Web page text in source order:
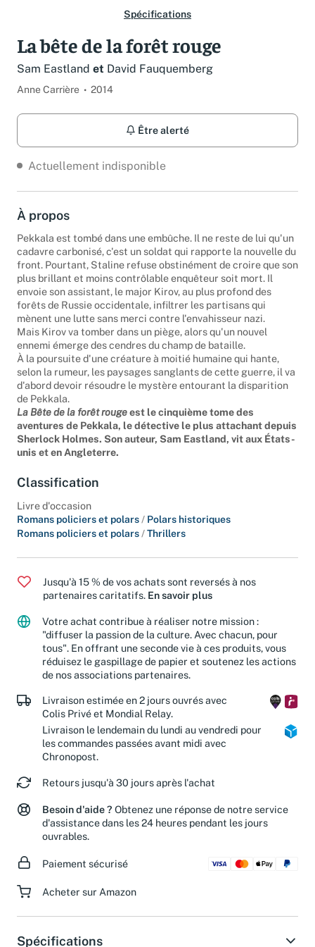
La bête de la forêt rouge
David Fauquemberg
Actuellement indisponible
À propos
Pekkala est tombé dans une embûche. Il ne reste de lui qu'un
cadavre carbonisé, c'est un soldat qui rapporte la nouvelle du
front. Pourtant, Staline refuse obstinément de croire que son
plus brillant et moins contrôlable enquêteur soit mort. Il
envoie son assistant, le major Kirov, au plus profond des
forêts de Russie occidentale, infiltrer les partisans qui
mènent une lutte sans merci contre l'envahisseur nazi.
Mais Kirov va tomber dans un piège, alors qu'un nouvel
ennemi émerge des cendres du champ de bataille.
À la poursuite d'une créature à moitié humaine qui hante,
selon la rumeur, les paysages sanglants de cette guerre, il va
d'abord devoir résoudre le mystère entourant la disparition
de Pekkala.
La Bête de la forêt rougeest le cinquième tome des
aventures de Pekkala, le détective le plus attachant depuis
Sherlock Holmes. Son auteur, Sam Eastland, vit aux États-
unis et en Angleterre.
Classification
Livre d'occasion
Romans policiers et polars /Polars historiques
Jusqu'à 15 % de vos achats sont reversés à nos
partenaires caritatifs.
En savoir plus
Votre achat contribue à réaliser notre mission :
"diffuser la passion de la culture. Avec chacun, pour
tous". En offrant une seconde vie à ces produits, vous
réduisez le gaspillage de papier et soutenez les actions
de nos associations partenaires.
Livraison estimée en 2 jours ouvrés avec
Colis Privé et Mondial Relay.
Livraison le lendemain du lundi au vendredi pour
les commandes passées avant midi avec
Retours jusqu'à 30 jours après l'achat
Besoin d'aide ?Obtenez une réponse de notre service
d'assistance dans les 24 heures pendant les jours